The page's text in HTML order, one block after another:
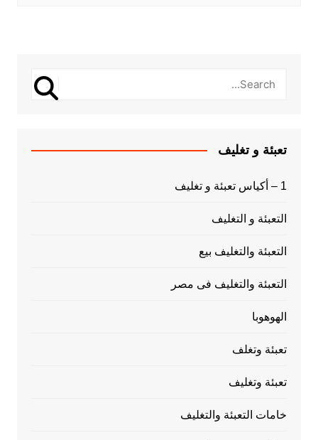
تعبئة و تغليف
1 – أكياس تعبئة و تغليف
التعبئة و التغليف
التعبئة والتغليف بيع
التعبئة والتغليف فى مصر
الهوهوبا
تعبئة وتغلف
تعبئة وتغليف
خامات التعبئة والتغليف